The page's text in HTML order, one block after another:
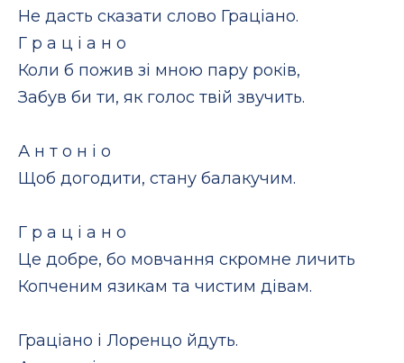
Не дасть сказати слово Граціано.
Г р а ц і а н о
Коли б пожив зі мною пару років,
Забув би ти, як голос твій звучить.
А н т о н і о
Щоб догодити, стану балакучим.
Г р а ц і а н о
Це добре, бо мовчання скромне личить
Копченим язикам та чистим дівам.
Граціано і Лоренцо йдуть.